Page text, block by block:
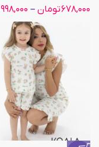
۶۷۸,۰۰۰تومان – ۹۹۸,۰۰۰